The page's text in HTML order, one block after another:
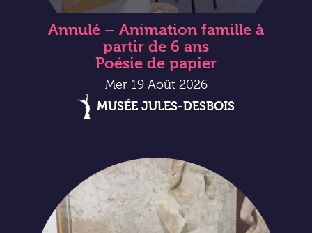
Annulé – Animation famille à
partir de 6 ans
Poésie de papier
Mer 19 Août 2026
MUSÉE JULES-DESBOIS